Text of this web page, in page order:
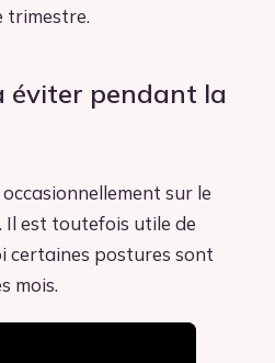
trimestre.
éviter pendant la
sur le
Il est toutefois utile de
certaines postures sont
mois.